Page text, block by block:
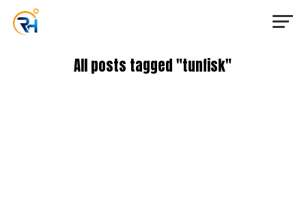
All posts tagged "tunfisk"